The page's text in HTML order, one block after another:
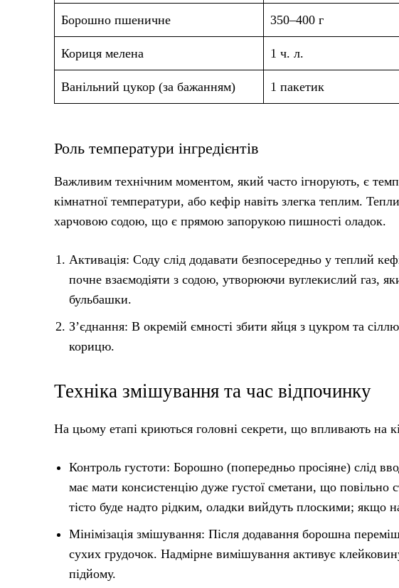
Борошно пшеничне 350–400 г
Кориця мелена 1 ч. л.
Ванільний цукор (за бажанням) 1 пакетик
Роль температури інгредієнтів
Важливим технічним моментом, який часто ігнорують, є
кімнатної температури, або кефір навіть злегка теплим.
харчовою содою, що є прямою запорукою пишності оладок.
Активація: Соду слід додавати безпосередньо у теплий
почне взаємодіяти з содою, утворюючи вуглекислий газ,
бульбашки.
З’єднання: В окремій ємності збити яйця з цукром та
корицю.
Техніка змішування та час відпочинку
На цьому етапі криються головні секрети, що впливають на
Контроль густоти: Борошно (попередньо просіяне) слід
має мати консистенцію дуже густої сметани, що повільно
тісто буде надто рідким, оладки вийдуть плоскими;
Мінімізація змішування: Після додавання борошна
сухих грудочок. Надмірне вимішування активує
підйому.